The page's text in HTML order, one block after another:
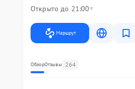
Открыто до 21:00
Маршрут
ОбзорОтзывы 264